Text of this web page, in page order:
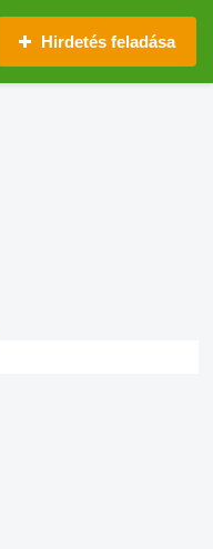
Hirdetés feladása